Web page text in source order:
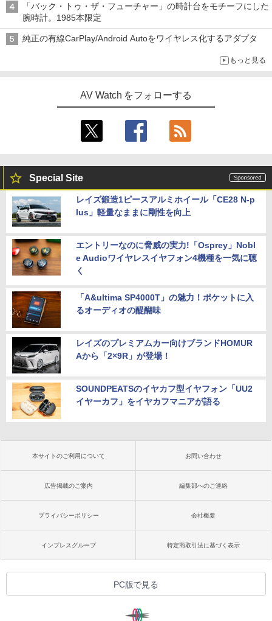
「バック・トゥ・ザ・フューチャー」の時計台をモチーフにした
腕時計。1985本限定
純正の有線CarPlay/Android Autoをワイヤレス化するアダプタ
もっと見る
AV Watch をフォローする
Special Site
レイズ鍛造1ピースアルミホイール「CE28 N-p
lus」軽量なままに剛性を向上
エントリーなのに脅威の実力!「Osprey」Nobl
e Audioワイヤレスイヤフォン4機種を一気に聴
く
「A&ultima SP4000T」の魅力！ポケットに入
るオーディオの醍醐味
レイズのプレミアムカー向けブランドHOMUR
Aから「2×9R」が登場！
SOUNDPEATSのイヤカフ型イヤフォン「UU2
イヤーカフ」をイヤカフマニアが語る
本サイトのご利用について お問い合わせ
広告掲載のご案内 編集部へのご連絡
プライバシーポリシー 会社概要
インプレスグループ 特定商取引法に基づく表示
PC版で見る